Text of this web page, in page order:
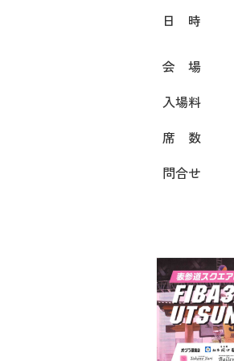
日 時
会 場
入場料
席 数
問合せ